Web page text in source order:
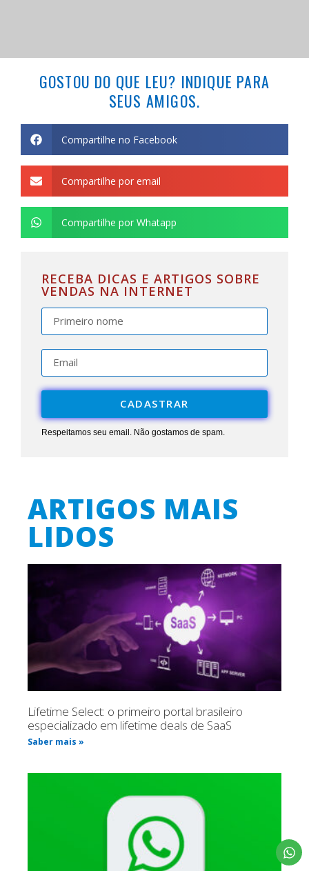
GOSTOU DO QUE LEU? INDIQUE PARA
SEUS AMIGOS.
Compartilhe no Facebook
Compartilhe por email
Compartilhe por Whatapp
RECEBA DICAS E ARTIGOS SOBRE
VENDAS NA INTERNET
CADASTRAR
Respeitamos seu email. Não gostamos de spam.
ARTIGOS MAIS
LIDOS
Lifetime Select: o primeiro portal brasileiro
especializado em lifetime deals de SaaS
Saber mais »